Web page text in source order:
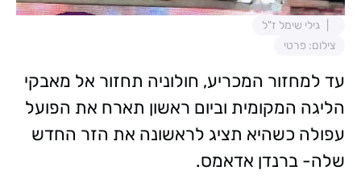
גילי שימל ז"ל
צילום: פרטי
עד למחזור המכריע, חולוניה תחזור אל מאבקי
הליגה המקומית וביום ראשון תארח את הפועל
עפולה כשהיא תציג לראשונה את הזר החדש
שלה- ברנדן אדאמס.